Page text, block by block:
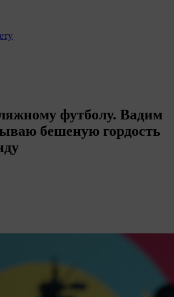
футболу. Вадим
бешеную гордость